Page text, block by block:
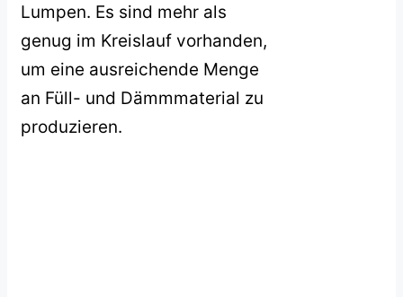
Lumpen. Es sind mehr als
genug im Kreislauf vorhanden,
um eine ausreichende Menge
an Füll- und Dämmmaterial zu
produzieren.